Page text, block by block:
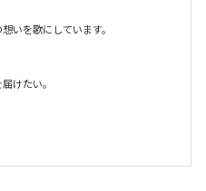
いを歌にしています。
けたい。